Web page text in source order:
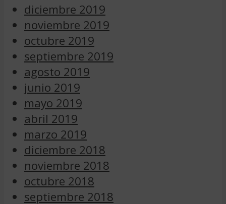
diciembre 2019
noviembre 2019
octubre 2019
septiembre 2019
agosto 2019
junio 2019
mayo 2019
abril 2019
marzo 2019
diciembre 2018
noviembre 2018
octubre 2018
septiembre 2018